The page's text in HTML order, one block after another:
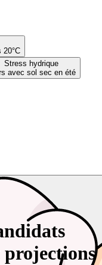
20°C
Stress hydrique
avec sol sec en été
projections